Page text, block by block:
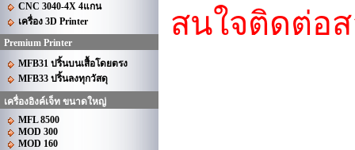
CNC 3040-4X 4แกน
เครื่อง 3D Printer
Premium Printer
MFB31 ปริ้นบนเสื้อโดยตรง
MFB33 ปริ้นลงทุกวัสดุ
เครื่องอิงค์เจ็ท ขนาดใหญ่
MFL 8500
MOD 300
MOD 160
สนใจติดต่อ